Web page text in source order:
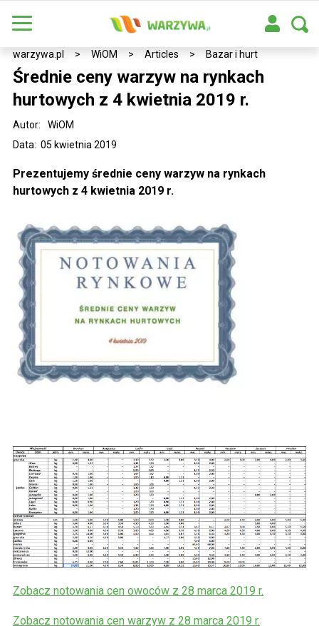
warzywa.pl > WiOM > Articles > Bazar i hurt
Średnie ceny warzyw na rynkach
hurtowych z 4 kwietnia 2019 r.
Data: 05 kwietnia 2019
Autor: WiOM
Prezentujemy średnie ceny warzyw na rynkach
hurtowych z 4 kwietnia 2019 r.
Zobacz notowania cen owoców z 28 marca 2019 r.
Zobacz notowania cen warzyw z 28 marca 2019 r.